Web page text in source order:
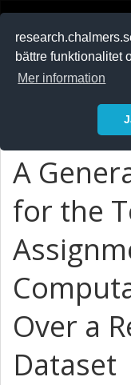
bättre funktionalitet
Mer information
A
for the
Over a
Dataset